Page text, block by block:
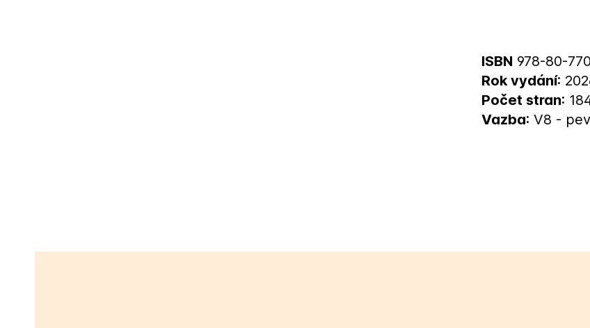
ISBN 978-80-
Rok vydání:
Počet stran:
Vazba: V8 -